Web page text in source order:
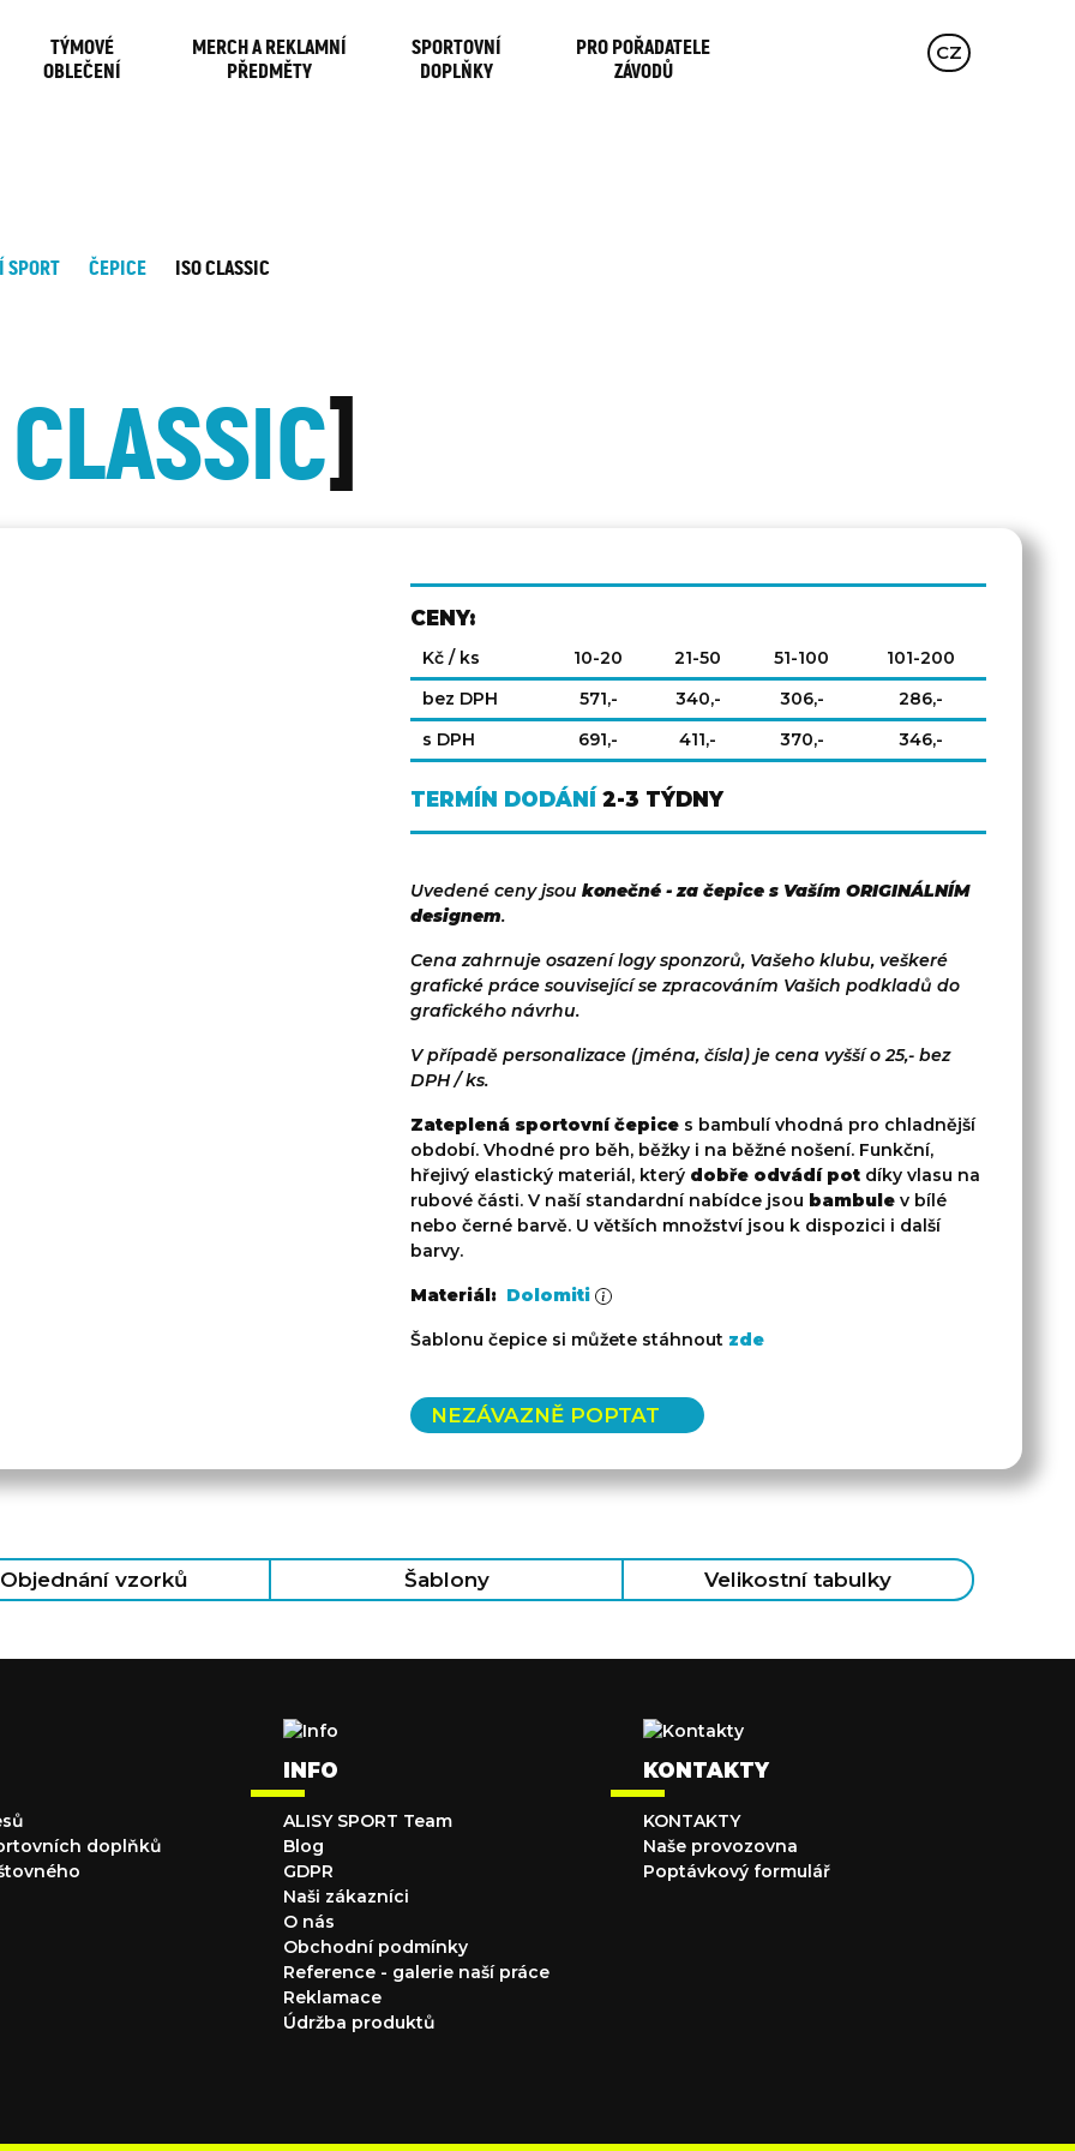
TÝMOVÉ
OBLEČENÍ
MERCH A REKLAMNÍ
PŘEDMĚTY
SPORTOVNÍ
DOPLŇKY
PRO POŘADATELE
ZÁVODŮ
EN DE
CZ
SPORT ČEPICE ISO CLASSIC
CLASSIC
CENY:
Kč / ks 10-20 21-50 51-100
101-200
bez DPH
571,- 340,- 306,-
286,-
s DPH
691,- 411,- 370,- 346,-
TERMÍN DODÁNÍ 2-3 TÝDNY
Uvedené ceny jsou konečné - za čepice s Vaším ORIGINÁLNÍM
designem.
Cena zahrnuje osazení logy sponzorů, Vašeho klubu, veškeré
grafické práce související se zpracováním Vašich podkladů do
grafického návrhu.
V případě personalizace (jména, čísla) je cena vyšší o 25,- bez
DPH / ks.
Zateplená sportovní čepices bambulí vhodná pro chladnější
období. Vhodné pro běh, běžky i na běžné nošení. Funkční,
hřejivý elastický materiál, který dobře odvádí potdíky vlasu na
rubové části. V naší standardní nabídce jsou bambulev bílé
nebo černé barvě. U větších množství jsou k dispozici i další
barvy.
Materiál: Dolomiti
Šablonu čepice si můžete stáhnout zde
NEZÁVAZNĚ POPTAT
Objednání vzorků Šablony Velikostní tabulky
doplňků
INFO
ALISY SPORT Team
Blog
GDPR
Naši zákazníci
O nás
Obchodní podmínky
Reference - galerie naší práce
Reklamace
Údržba produktů
KONTAKTY
KONTAKTY
Naše provozovna
Poptávkový formulář